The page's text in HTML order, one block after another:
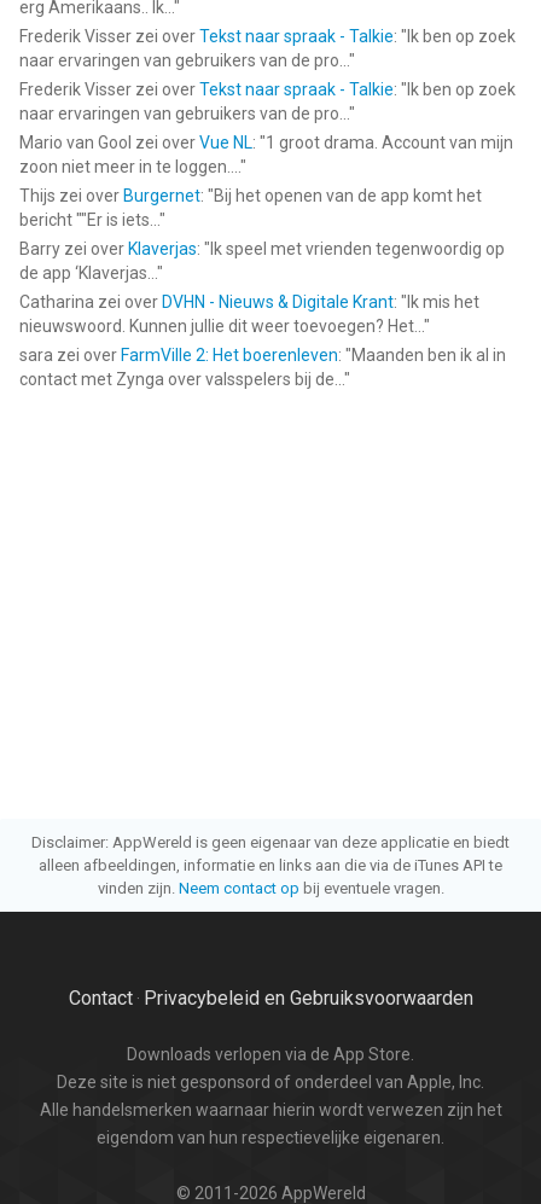
erg Amerikaans.. Ik... "
Frederik Visser zei overTekst naar spraak - Talkie: " Ik ben op zoek
naar ervaringen van gebruikers van de pro... "
Frederik Visser zei overTekst naar spraak - Talkie: " Ik ben op zoek
naar ervaringen van gebruikers van de pro... "
Mario van Gool zei overVue NL: "1 groot drama. Account van mijn
zoon niet meer in te loggen.... "
Thijs zei over Burgernet: "Bij het openen van de app komt het
bericht ""Er is iets... "
Barry zei over Klaverjas: " Ik speel met vrienden tegenwoordig op
de app ‘Klaverjas... "
Catharina zei over DVHN - Nieuws & Digitale Krant: " Ik mis het
nieuwswoord. Kunnen jullie dit weer toevoegen? Het... "
sara zei over FarmVille 2: Het boerenleven: "Maanden ben ik al in
contact met Zynga over valsspelers bij de... "
Disclaimer: AppWereld is geen eigenaar van deze applicatie en biedt
alleen afbeeldingen, informatie en links aan die via de iTunes API te
vinden zijn. Neem contact op bij eventuele vragen.
Contact· Privacybeleid en Gebruiksvoorwaarden
Downloads verlopen via de App Store.
Deze site is niet gesponsord of onderdeel van Apple, Inc.
Alle handelsmerken waarnaar hierin wordt verwezen zijn het
eigendom van hun respectievelijke eigenaren.
© 2011-2026 AppWereld